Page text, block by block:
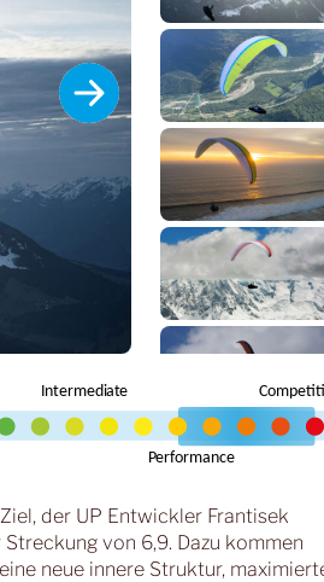
der UP Entwickler Frantisek
von 6,9. Dazu kommen
neue innere Struktur,